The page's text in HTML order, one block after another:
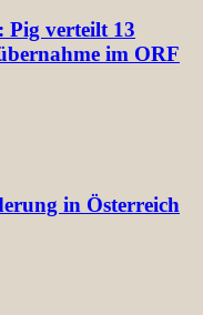
Pig verteilt 13
im ORF
in Österreich